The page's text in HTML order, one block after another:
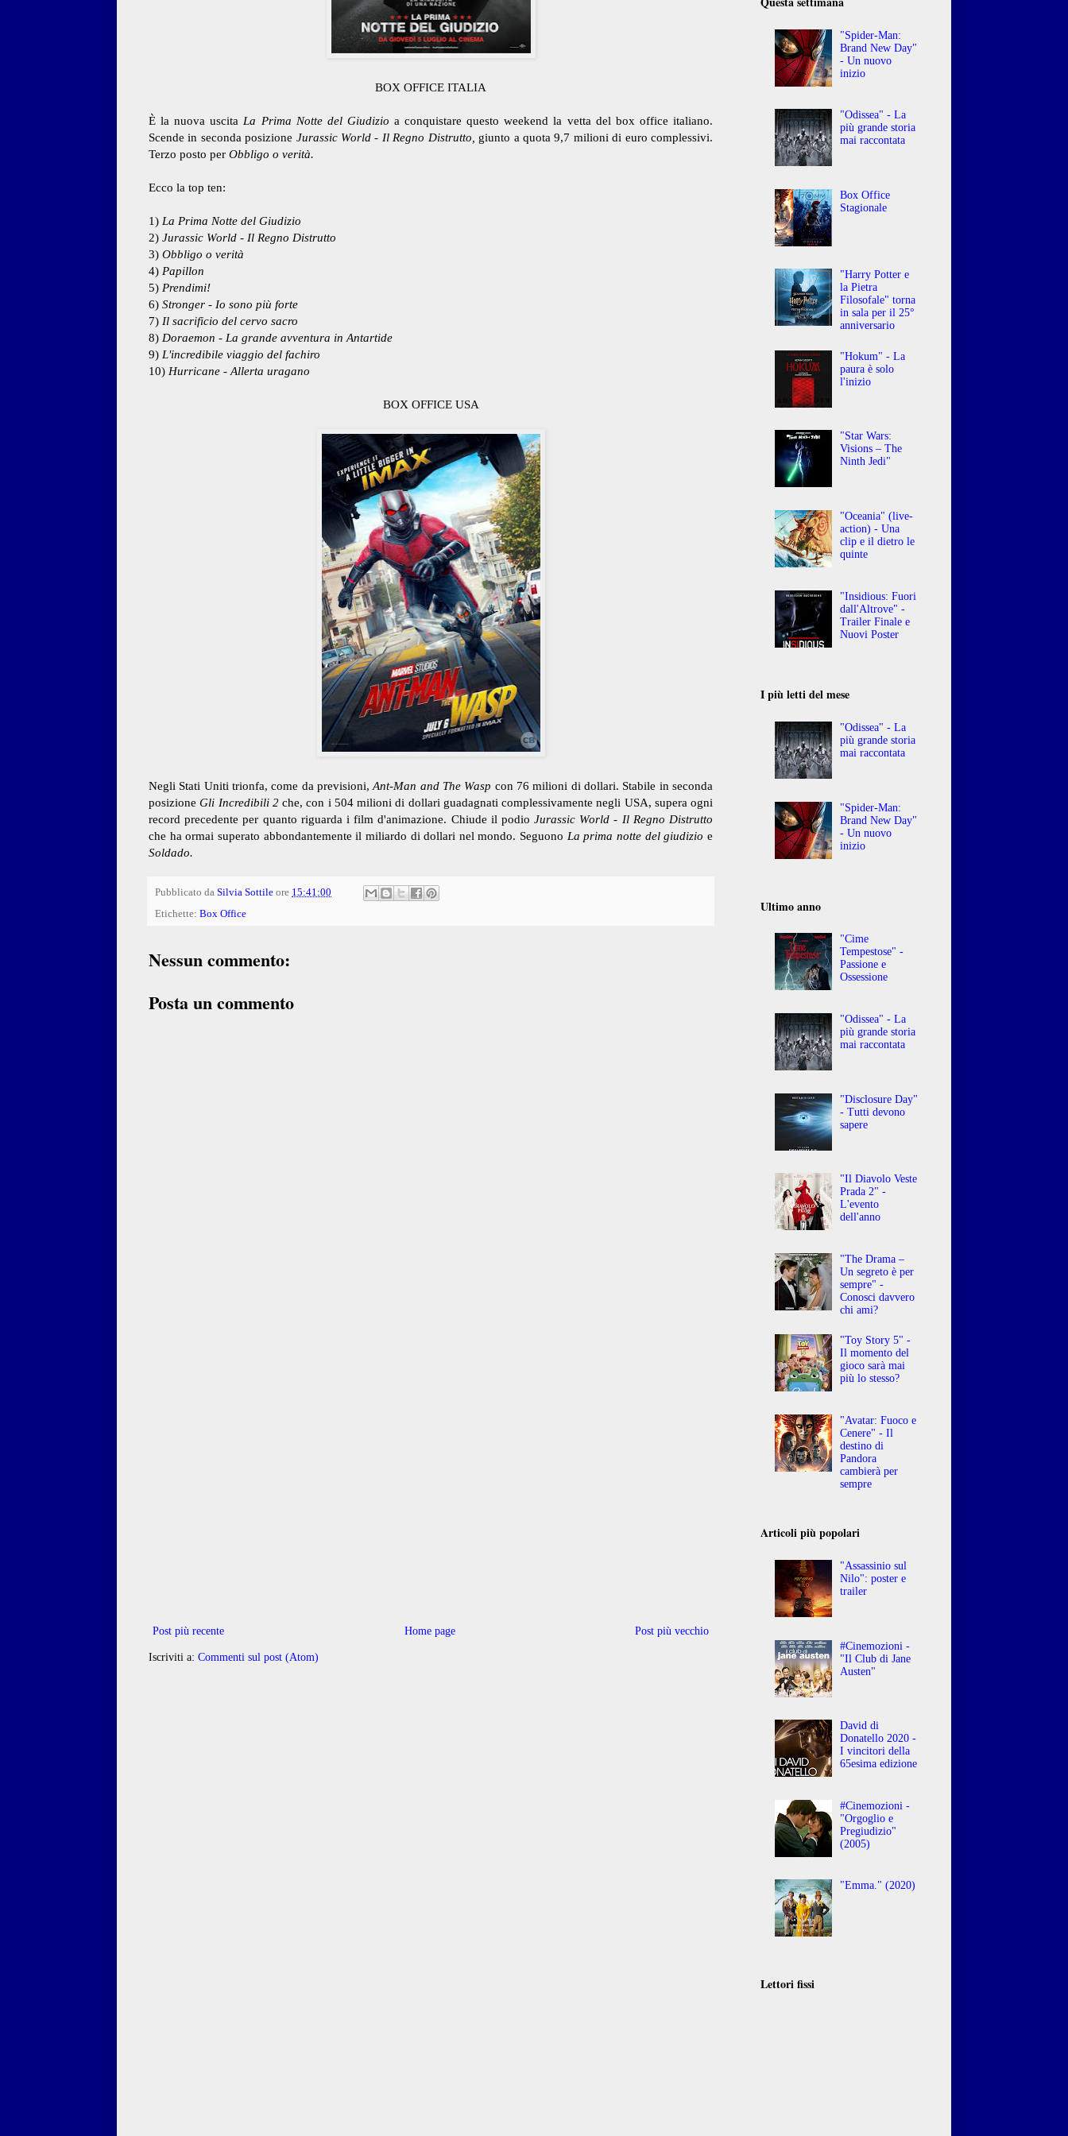
BOX OFFICE ITALIA
È la nuova uscita La Prima Notte del Giudizioa conquistare questo weekend la vetta del box office italiano.
Scende in seconda posizione Jurassic World - Il Regno Distrutto, giunto a quota 9,7 milioni di euro complessivi.
Terzo posto per Obbligo o verità.
Ecco la top ten:
1) La Prima Notte del Giudizio
2) Jurassic World - Il Regno Distrutto
3) Obbligo o verità
4) Papillon
5) Prendimi!
6) Stronger - Io sono più forte
7) Il sacrificio del cervo sacro
8) Doraemon - La grande avventura in Antartide
9) L'incredibile viaggio del fachiro
10) Hurricane - Allerta uragano
BOX OFFICE USA
Negli Stati Uniti trionfa, come da previsioni,Ant-Man and The Wasp con 76 milioni di dollari. Stabile in seconda
posizioneGli Incredibili 2 che, con i 504 milioni di dollari guadagnati complessivamente negli USA, supera ogni
record precedente per quanto riguarda i film d'animazione. Chiude il podioJurassic World - Il Regno Distrutto
che ha ormai superato abbondantemente il miliardo di dollari nel mondo. Seguono La prima notte del giudizioe
Soldado.
Pubblicato da Silvia Sottile ore 15:41:00
Etichette: Box Office
Nessun commento:
Posta un commento
Post più recente Post più vecchio
Home page
Iscriviti a: Commenti sul post (Atom)
"Spider-Man:
Brand New Day"
- Un nuovo
inizio
"Odissea" - La
più grande storia
mai raccontata
Box Office
Stagionale
"Harry Potter e
la Pietra
Filosofale" torna
in sala per il 25°
anniversario
"Hokum" - La
paura è solo
l'inizio
"Star Wars:
Visions – The
Ninth Jedi"
"Oceania" (live-
action) - Una
clip e il dietro le
quinte
"Insidious: Fuori
dall'Altrove" -
Trailer Finale e
Nuovi Poster
I più letti del mese
"Odissea" - La
più grande storia
mai raccontata
"Spider-Man:
Brand New Day"
- Un nuovo
inizio
Ultimo anno
"Cime
Tempestose" -
Passione e
Ossessione
"Odissea" - La
più grande storia
mai raccontata
"Disclosure Day"
- Tutti devono
sapere
"Il Diavolo Veste
Prada 2" -
L'evento
dell'anno
"The Drama –
Un segreto è per
sempre" -
Conosci davvero
chi ami?
"Toy Story 5" -
Il momento del
gioco sarà mai
più lo stesso?
"Avatar: Fuoco e
Cenere" - Il
destino di
Pandora
cambierà per
sempre
Articoli più popolari
"Assassinio sul
Nilo": poster e
trailer
#Cinemozioni -
"Il Club di Jane
Austen"
David di
Donatello 2020 -
I vincitori della
65esima edizione
#Cinemozioni -
"Orgoglio e
Pregiudizio"
(2005)
"Emma." (2020)
Lettori fissi